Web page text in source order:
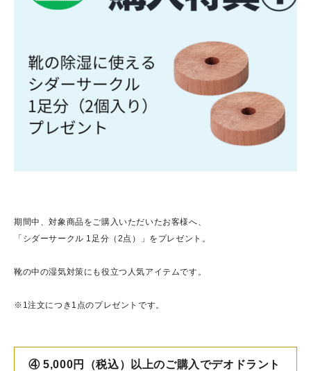
期間中、対象商品をご購入いただいたお客様へ、
「シダーサークル 1足分（2点）」をプレゼント。
靴の中の湿気対策にも役立つ人気アイテムです。
※1注文につき1点のプレゼントです。
④ 5,000円（税込）以上のご購入でデオドラント